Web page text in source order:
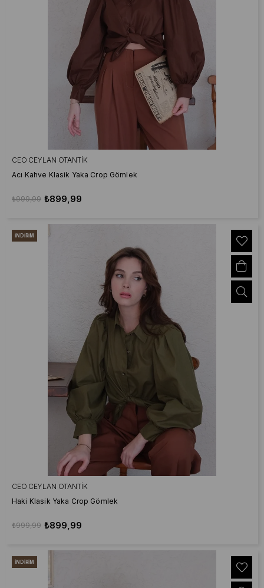
CEO CEYLAN OTANTIK
Acı Kahve Klasik Yaka Crop Gömlek
₺899,99
₺999,99
CEO CEYLAN OTANTIK
Haki Klasik Yaka Crop Gömlek
₺899,99
₺999,99
İNDIRIM
İNDIRIM